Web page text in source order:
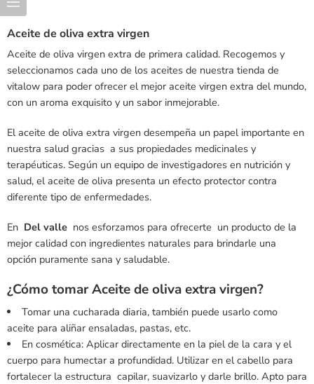
Aceite de oliva extra virgen
Aceite de oliva virgen extra de primera calidad. Recogemos y
seleccionamos cada uno de los aceites de nuestra tienda de
vitalow para poder ofrecer el mejor aceite virgen extra del mundo,
con un aroma exquisito y un sabor inmejorable.
El aceite de oliva extra virgen desempeña un papel importante en
nuestra salud gracias a sus propiedades medicinales y
terapéuticas. Según un equipo de investigadores en nutrición y
salud, el aceite de oliva presenta un efecto protector contra
diferente tipo de enfermedades.
En Del valle nos esforzamos para ofrecerte un producto de la
mejor calidad con ingredientes naturales para brindarle una
opción puramente sana y saludable.
¿Cómo tomar Aceite de oliva extra virgen?
Tomar una cucharada diaria, también puede usarlo como
aceite para aliñar ensaladas, pastas, etc.
En cosmética: Aplicar directamente en la piel de la cara y el
cuerpo para humectar a profundidad. Utilizar en el cabello para
fortalecer la estructura capilar, suavizarlo y darle brillo. Apto para